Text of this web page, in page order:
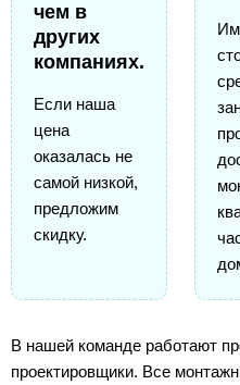
чем в
других
компаниях.
Если наша
цена
оказалась не
самой низкой,
предложим
скидку.
В нашей команде работают
проектировщики. Все